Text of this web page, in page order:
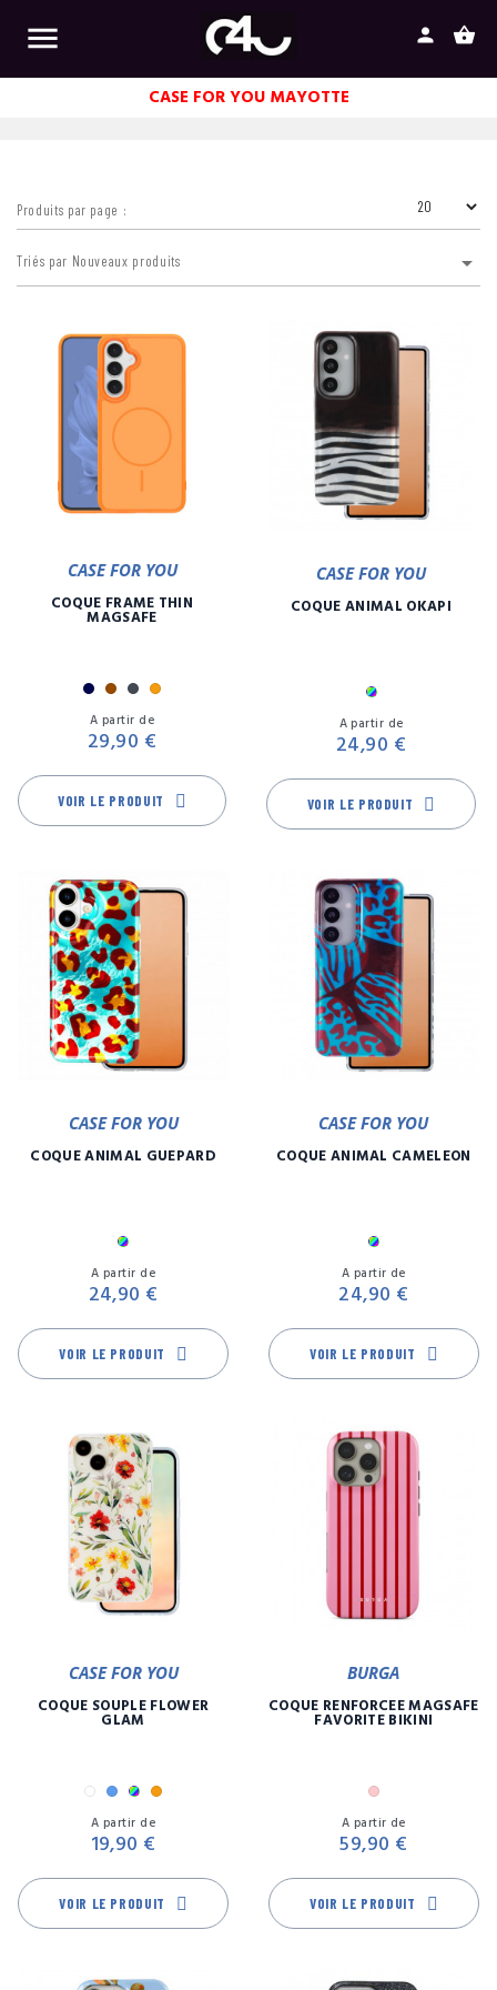
 shopping_basket
person
CASE FOR YOU MAYOTTE
Produits par page :
Triés par Nouveaux produits 
CASE FOR YOU
COQUE FRAME THIN
MAGSAFE
Marine
Marron
NoirOrange
A partir de
29,90 €
VOIR LE PRODUIT
CASE FOR YOU
COQUE ANIMAL OKAPI
Multicolore
A partir de
24,90 €
VOIR LE PRODUIT
CASE FOR YOU
COQUE ANIMAL GUÉPARD
Multicolore
A partir de
24,90 €
VOIR LE PRODUIT
CASE FOR YOU
COQUE ANIMAL CAMÉLÉON
Multicolore
A partir de
24,90 €
VOIR LE PRODUIT
CASE FOR YOU
COQUE SOUPLE FLOWER
GLAM
Blanc
BleuMulticolore
Orange
A partir de
19,90 €
VOIR LE PRODUIT
BURGA
COQUE RENFORCÉE MAGSAFE
FAVORITE BIKINI
Rose
A partir de
59,90 €
VOIR LE PRODUIT